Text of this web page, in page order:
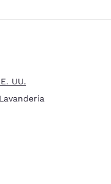
UU.
Lavandería